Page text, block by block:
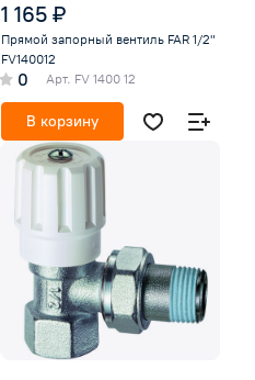
1 165 ₽
Прямой запорный вентиль FAR 1/2"
FV140012
0 Арт. FV 1400 12
В корзину